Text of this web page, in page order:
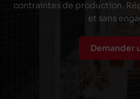
contraintes de production.
et sans
Demander